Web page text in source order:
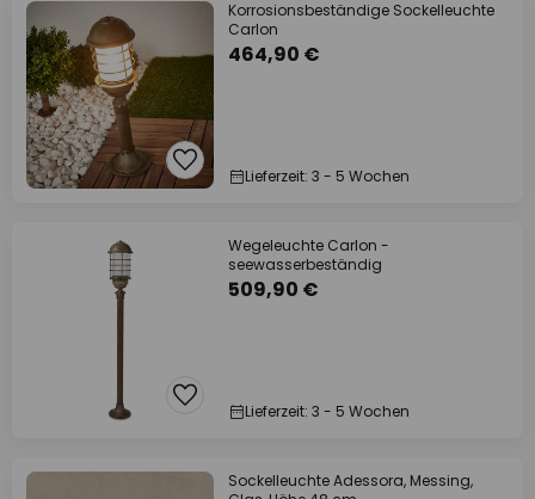
Korrosionsbeständige Sockelleuchte
Carlon
464,90 €
Lieferzeit: 3 - 5 Wochen
Wegeleuchte Carlon -
seewasserbeständig
509,90 €
Lieferzeit: 3 - 5 Wochen
Sockelleuchte Adessora, Messing,